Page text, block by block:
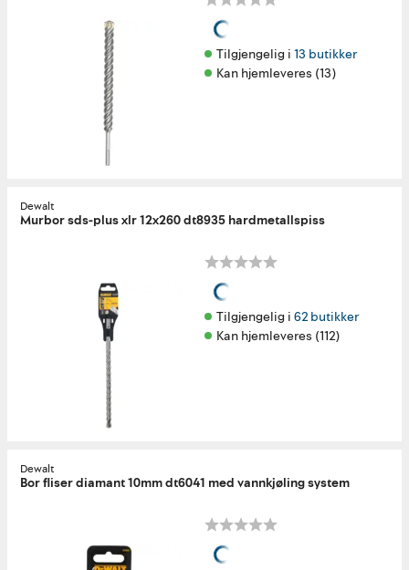
Tilgjengelig i 13 butikker
Kan hjemleveres (13)
Dewalt
Murbor sds-plus xlr 12x260 dt8935 hardmetallspiss
Tilgjengelig i 62 butikker
Kan hjemleveres (112)
Dewalt
Bor fliser diamant 10mm dt6041 med vannkjøling system